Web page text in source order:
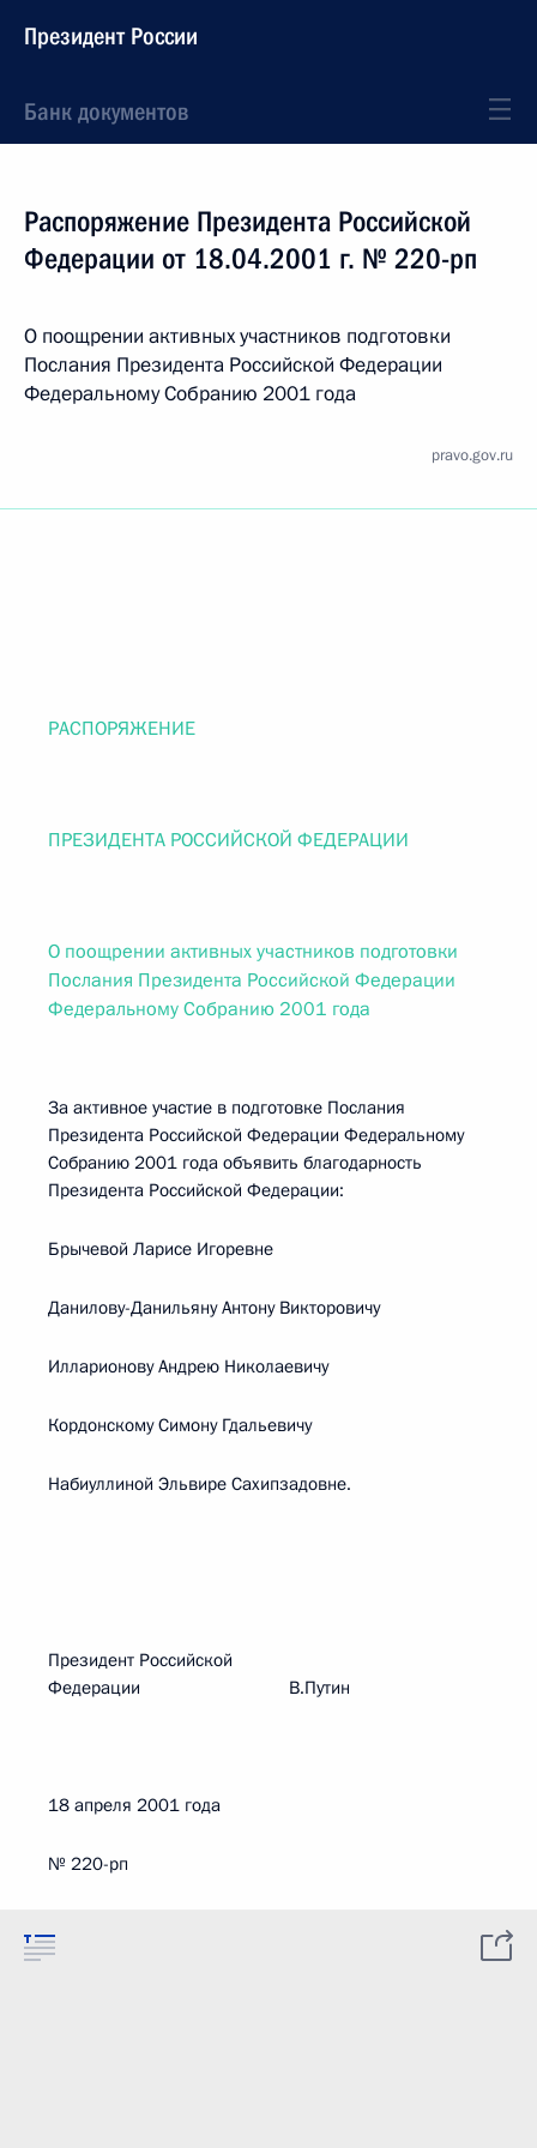
Президент России
Банк документов
Распоряжение Президента Российской
Федерации от 18.04.2001 г. № 220-рп
О поощрении активных участников подготовки
Послания Президента Российской Федерации
Федеральному Собранию 2001 года
pravo.gov.ru
РАСПОРЯЖЕНИЕ
ПРЕЗИДЕНТА РОССИЙСКОЙ ФЕДЕРАЦИИ
О поощрении активных участников подготовки
Послания Президента Российской Федерации
Федеральному Собранию 2001 года
За активное участие в подготовке Послания
Президента Российской Федерации Федеральному
Собранию 2001 года объявить благодарность
Президента Российской Федерации:
Брычевой Ларисе Игоревне
Данилову-Данильяну Антону Викторовичу
Илларионову Андрею Николаевичу
Кордонскому Симону Гдальевичу
Набиуллиной Эльвире Сахипзадовне.
Президент Российской
Федерации В.Путин
18 апреля 2001 года
№ 220-рп